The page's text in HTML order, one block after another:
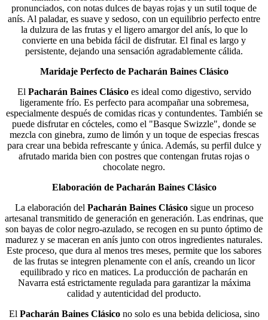
pronunciados, con notas dulces de bayas rojas y un sutil toque de
anís. Al paladar, es suave y sedoso, con un equilibrio perfecto entre
la dulzura de las frutas y el ligero amargor del anís, lo que lo
convierte en una bebida fácil de disfrutar. El final es largo y
persistente, dejando una sensación agradablemente cálida.
Maridaje Perfecto de Pacharán Baines Clásico
El Pacharán Baines Clásicoes ideal como digestivo, servido
ligeramente frío. Es perfecto para acompañar una sobremesa,
especialmente después de comidas ricas y contundentes. También se
puede disfrutar en cócteles, como el "Basque Swizzle", donde se
mezcla con ginebra, zumo de limón y un toque de especias frescas
para crear una bebida refrescante y única. Además, su perfil dulce y
afrutado marida bien con postres que contengan frutas rojas o
chocolate negro.
Elaboración de Pacharán Baines Clásico
La elaboración del Pacharán Baines Clásicosigue un proceso
artesanal transmitido de generación en generación. Las endrinas, que
son bayas de color negro-azulado, se recogen en su punto óptimo de
madurez y se maceran en anís junto con otros ingredientes naturales.
Este proceso, que dura al menos tres meses, permite que los sabores
de las frutas se integren plenamente con el anís, creando un licor
equilibrado y rico en matices. La producción de pacharán en
Navarra está estrictamente regulada para garantizar la máxima
calidad y autenticidad del producto.
El Pacharán Baines Clásicono solo es una bebida deliciosa, sino